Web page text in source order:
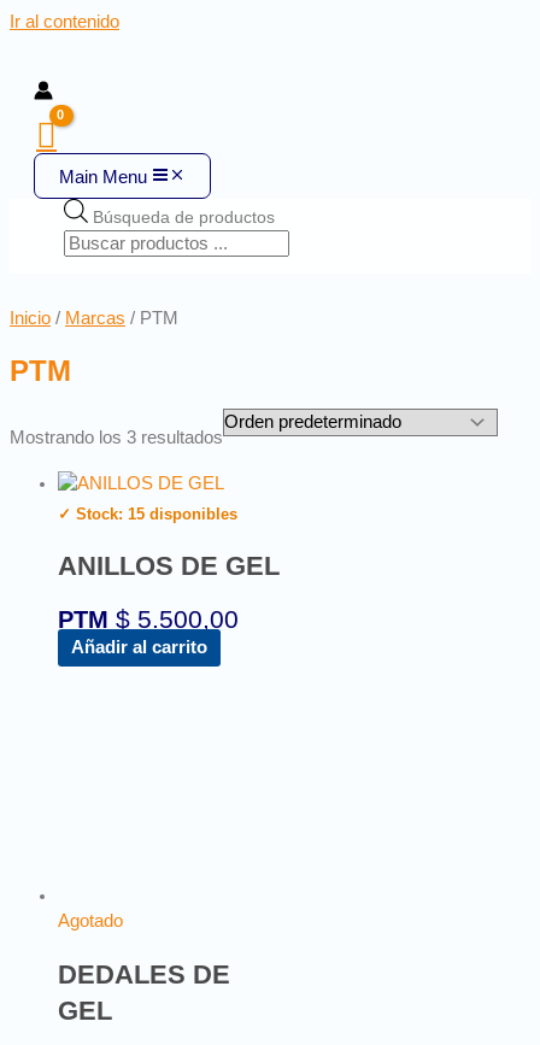
Ir al contenido
Main Menu
Búsqueda de productos
Inicio / Marcas / PTM
PTM
Mostrando los 3 resultados
✓ Stock: 15 disponibles
ANILLOS DE GEL
PTM $ 5.500,00
Añadir al carrito
Agotado
DEDALES DE
GEL